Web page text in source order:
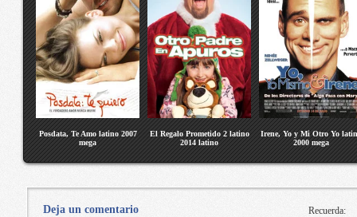
Posdata, Te Amo latino 2007
mega
El Regalo Prometido 2 latino
2014 latino
Irene, Yo y Mi Otro Yo
2000 mega
Deja un comentario
Recuerda: